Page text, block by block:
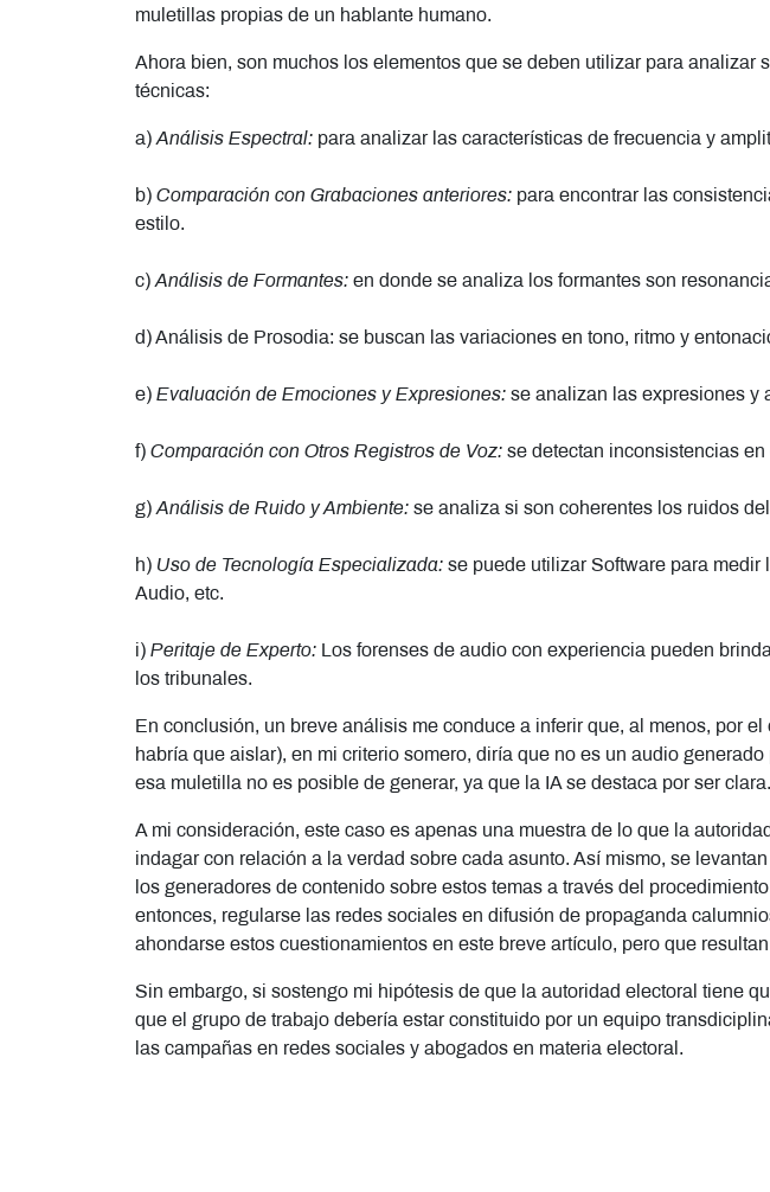
muletillas propias de un hablante humano.
Ahora bien, son muchos los elementos que se deben utilizar para
técnicas:
a) Análisis Espectral: para analizar las características de frecuencia y
b) Comparación con Grabaciones anteriores: para encontrar las
estilo.
c) Análisis de Formantes: en donde se analiza los formantes son
d) Análisis de Prosodia: se buscan las variaciones en tono, ritmo y
e) Evaluación de Emociones y Expresiones: se analizan las expresiones y
f) Comparación con Otros Registros de Voz: se detectan inconsistencias
g) Análisis de Ruido y Ambiente: se analiza si son coherentes los ruidos
h) Uso de Tecnología Especializada: se puede utilizar Software para medir
Audio, etc.
i) Peritaje de Experto: Los forenses de audio con experiencia pueden
los tribunales.
En conclusión, un breve análisis me conduce a inferir que, al menos, por
habría que aislar), en mi criterio somero, diría que no es un audio
esa muletilla no es posible de generar, ya que la IA se destaca por ser clara.
A mi consideración, este caso es apenas una muestra de lo que la
indagar con relación a la verdad sobre cada asunto. Así mismo, se
los generadores de contenido sobre estos temas a través del
entonces, regularse las redes sociales en difusión de propaganda
ahondarse estos cuestionamientos en este breve artículo, pero que
Sin embargo, si sostengo mi hipótesis de que la autoridad electoral tiene
que el grupo de trabajo debería estar constituido por un equipo
las campañas en redes sociales y abogados en materia electoral.